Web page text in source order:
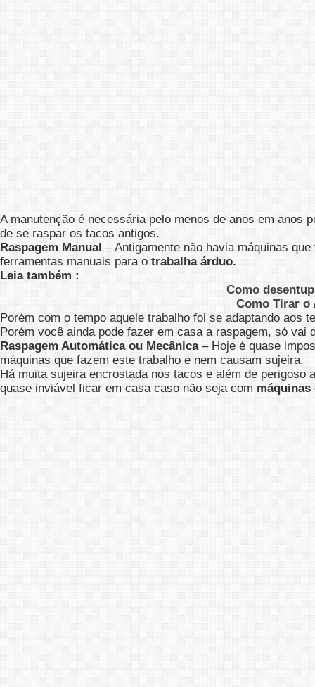
A manutenção é necessária pelo menos de anos em anos
de se raspar os tacos antigos.
Raspagem Manual – Antigamente não havia máquinas
ferramentas manuais para o trabalha árduo.
Leia também :
Como
Como Tirar o
Porém com o tempo aquele trabalho foi se adaptando aos
Porém você ainda pode fazer em casa a raspagem, só
Raspagem Automática ou Mecânica– Hoje é quase
máquinas que fazem este trabalho e nem causam sujeira.
Há muita sujeira encrostada nos tacos e além de
quase inviável ficar em casa caso não seja com máquinas